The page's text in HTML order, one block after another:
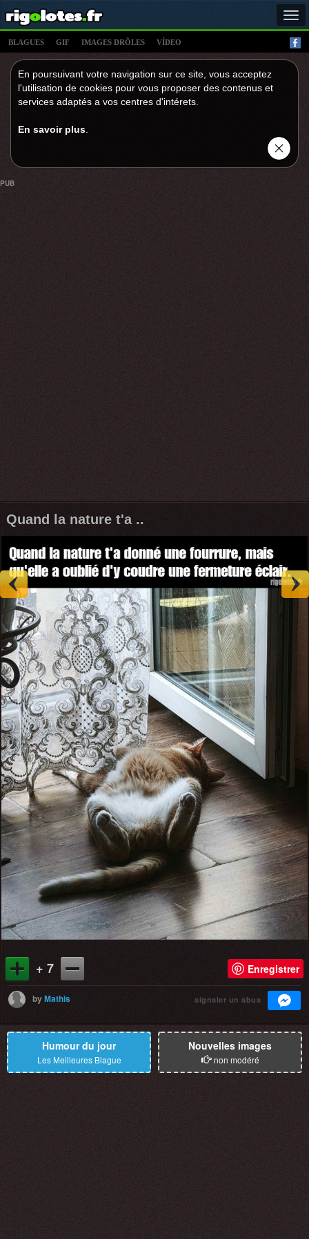
BLAGUES GIF IMAGES DRÔLES VÍDEO
En poursuivant votre navigation sur ce site, vous acceptez
l'utilisation de cookies pour vous proposer des contenus et
services adaptés a vos centres d'intérets.
En savoir plus
PUB
Quand la nature t'a ..
+ 7 Enregistrer
byMathis signaler un abus
Humour du jour
Les Meilleures Blague
Nouvelles images
non modéré